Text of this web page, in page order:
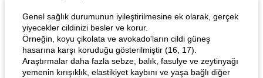
Genel sağlık durumunun iyileştirilmesine ek olarak, gerçek
yiyecekler cildinizi besler ve korur.
Örneğin, koyu çikolata ve avokado'ların cildi güneş
hasarına karşı koruduğu gösterilmiştir (16, 17).
Araştırmalar daha fazla sebze, balık, fasulye ve zeytinyağı
yemenin kırışıklık, elastikiyet kaybını ve yaşa bağlı diğer